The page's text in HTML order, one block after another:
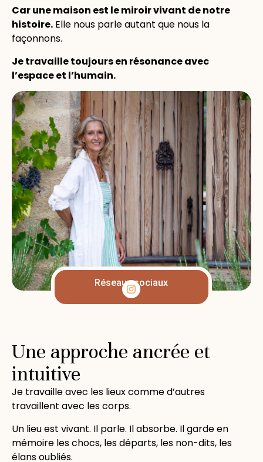
Car une maison est le miroir vivant de notre
histoire. Elle nous parle autant que nous la
façonnons.
Je travaille toujours en résonance avec
l’espace et l’humain.
Réseaux sociaux
Une approche ancrée et
intuitive
Je travaille avec les lieux comme d’autres
travaillent avec les corps.
Un lieu est vivant. Il parle. Il absorbe. Il garde en
mémoire les chocs, les départs, les non-dits, les
élans oubliés.